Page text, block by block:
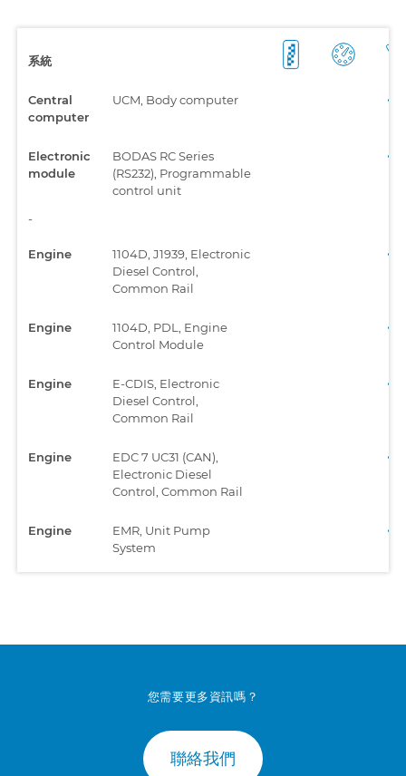
系統
Central
computer
UCM, Body computer
Electronic
module
BODAS RC Series
(RS232), Programmable
control unit
-
Engine
1104D, J1939, Electronic
Diesel Control,
Common Rail
Engine
1104D, PDL, Engine
Control Module
Engine
E-CDIS, Electronic
Diesel Control,
Common Rail
Engine
EDC 7 UC31 (CAN),
Electronic Diesel
Control, Common Rail
Engine
EMR, Unit Pump
System
您需要更多資訊嗎？
聯絡我們